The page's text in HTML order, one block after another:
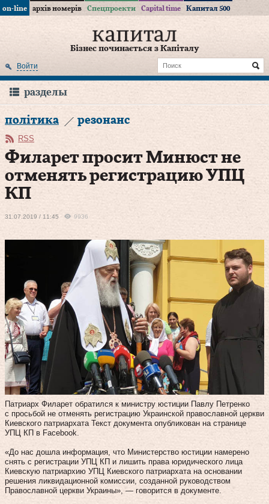
on-line архів номерів Спецпроекти Capital time Капитал 500
Бізнес починається з Капіталу
Войти
разделы
політика резонанс
RSS
Филарет просит Минюст не
отменять регистрацию УПЦ
КП
31.07.2019 / 11:45 9936
Патриарх Филарет обратился к министру юстиции Павлу Петренко
с просьбой не отменять регистрацию Украинской православной церкви
Киевского патриархата Текст документа опубликован на странице
УПЦ КП в Facebook.
«До нас дошла информация, что Министерство юстиции намерено
снять с регистрации УПЦ КП и лишить права юридического лица
Киевскую патриархию УПЦ Киевского патриархата на основании
решения ликвидационной комиссии, созданной руководством
Православной церкви Украины», — говорится в документе.